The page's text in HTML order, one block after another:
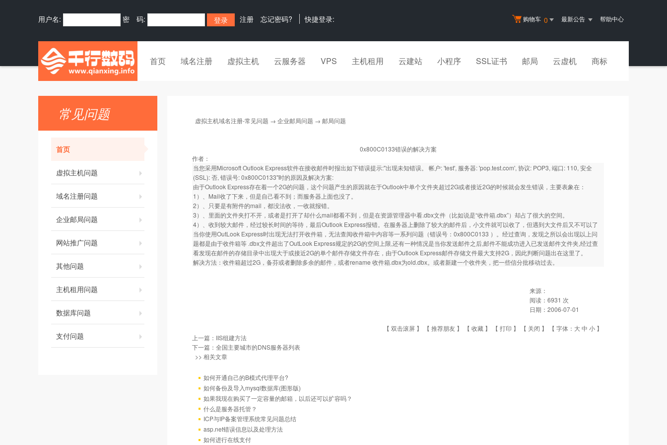
购物车 0 最新公告 帮助中心
用户名: 密 码: 注册 忘记密码? 快捷登录:
首页 域名注册 虚拟主机 云服务器 VPS 主机租用 云建站 小程序 SSL证书 邮局 云虚机 商标
常见问题
首页
虚拟主机问题
域名注册问题
企业邮局问题
网站推广问题
其他问题
主机租用问题
数据库问题
支付问题
虚拟主机域名注册-常见问题 → 企业邮局问题 → 邮局问题
0x800C0133错误的解决方案
作者：
当您采用Microsoft Outlook Express软件在接收邮件时报出如下错误提示:"出现未知错误。 帐户: 'test', 服务器: 'pop.test.com', 协议: POP3, 端口: 110, 安全
(SSL): 否, 错误号: 0x800C0133"时的原因及解决方案:
由于Outlook Express存在着一个2G的问题，这个问题产生的原因就在于Outlook中单个文件夹超过2G或者接近2G的时候就会发生错误，主要表象在：
1）、Mail收了下来，但是自己看不到；而服务器上面也没了。
2）、只要是有附件的mail，都没法收，一收就报错。
3）、里面的文件夹打不开，或者是打开了却什么mail都看不到，但是在资源管理器中看.dbx文件（比如说是“收件箱.dbx”）却占了很大的空间。
4）、收到较大邮件，经过较长时间的等待，最后Outlook Express报错。在服务器上删除了较大的邮件后，小文件就可以收了，但遇到大文件后又不可以了
当你使用OutLook Express时出现无法打开收件箱，无法查阅收件箱中内容等一系列问题（错误号：0x800C0133 ）。经过查询，发现之所以会出现以上问
题都是由于收件箱等 .dbx文件超出了OutLook Express规定的2G的空间上限,还有一种情况是当你发送邮件之后,邮件不能成功进入已发送邮件文件夹,经过查
看发现在邮件的存储目录中出现大于或接近2G的单个邮件存储文件存在，由于Outlook Express邮件存储文件最大支持2G，因此判断问题出在这里了。
解决方法：收件箱超过2G，备芬或者删除多余的邮件，或者rename 收件箱.dbx为old.dbx。或者新建一个收件夹，把一些信分批移动过去。
来源：
阅读： 6931 次
日期： 2006-07-01
【 双击滚屏 】 【 推荐朋友 】 【 收藏 】 【 打印 】 【 关闭 】 【 字体： 大中 小 】
上一篇： IIS组建方法
下一篇： 全国主要城市的DNS服务器列表
>> 相关文章
如何开通自己的B模式代理平台?
如何备份及导入mysql数据库(图形版)
如果我现在购买了一定容量的邮箱，以后还可以扩容吗？
什么是服务器托管？
ICP与IP备案管理系统常见问题总结
asp.net错误信息以及处理方法
如何进行在线支付